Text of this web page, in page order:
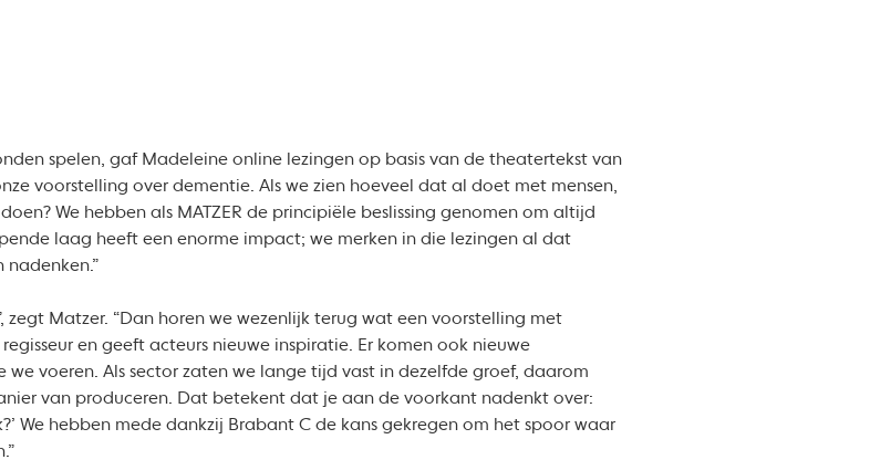
spelen, gaf Madeleine online lezingen op basis van de theatertekst van
voorstelling over dementie. Als we zien hoeveel dat al doet met mensen,
We hebben als MATZER de principiële beslissing genomen om altijd
laag heeft een enorme impact; we merken in die lezingen al dat
nadenken.”
Matzer. “Dan horen we wezenlijk terug wat een voorstelling met
en geeft acteurs nieuwe inspiratie. Er komen ook nieuwe
voeren. Als sector zaten we lange tijd vast in dezelfde groef, daarom
van produceren. Dat betekent dat je aan de voorkant nadenkt over:
We hebben mede dankzij Brabant C de kans gekregen om het spoor waar